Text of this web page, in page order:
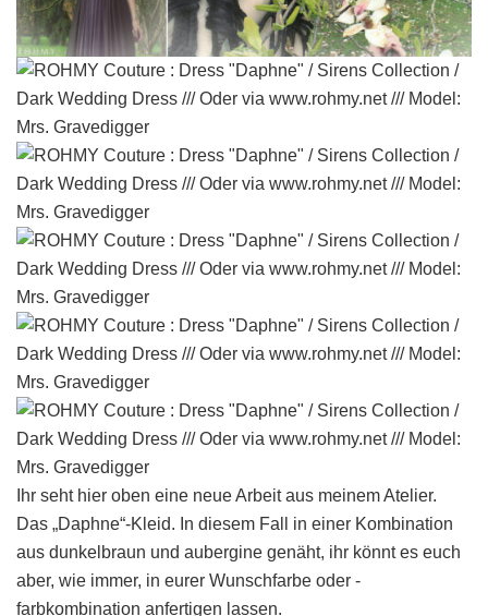
Ihr seht hier oben eine neue Arbeit aus meinem Atelier.
Das „Daphne“-Kleid. In diesem Fall in einer Kombination
aus dunkelbraun und aubergine genäht, ihr könnt es euch
aber, wie immer, in eurer Wunschfarbe oder -
farbkombination anfertigen lassen.